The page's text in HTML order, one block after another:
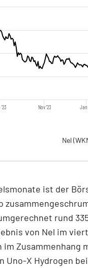
'23 Nov '23 Jan
Nel
ist der
rund
von Nel im
im Zusammenhang
Uno-X Hydrogen